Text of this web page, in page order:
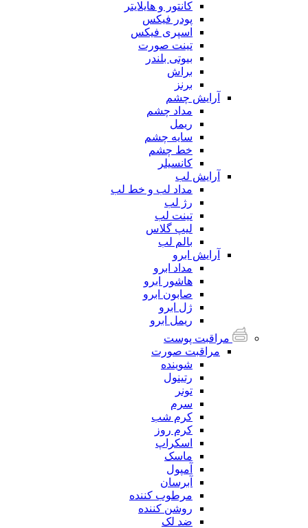
کانتور و هایلایتر
پودر فیکس
اسپری فیکس
تینت صورت
بیوتی بلندر
براش
برنز
آرایش چشم
مداد چشم
ریمل
سایه چشم
خط چشم
کانسیلر
آرایش لب
مداد لب و خط لب
رژ لب
تینت لب
لیپ گلاس
بالم لب
آرایش ابرو
مداد ابرو
هاشور ابرو
صابون ابرو
ژل ابرو
ریمل ابرو
مراقبت پوست
مراقبت صورت
شوینده
رتینول
تونر
سرم
کرم شب
کرم روز
اسکراپ
ماسک
آمپول
آبرسان
مرطوب کننده
روشن کننده
ضد لک